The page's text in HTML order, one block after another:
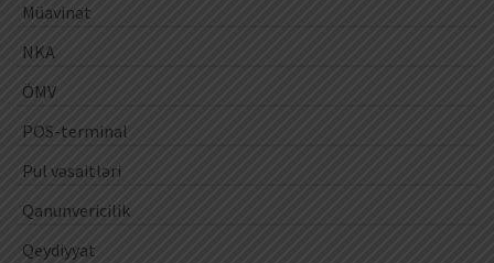
Müavinət
NKA
ÖMV
POS-terminal
Pul vəsaitləri
Qanunvericilik
Qeydiyyat